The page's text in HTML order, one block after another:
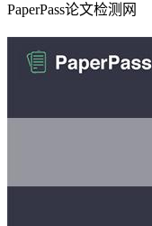
PaperPass论文检测网